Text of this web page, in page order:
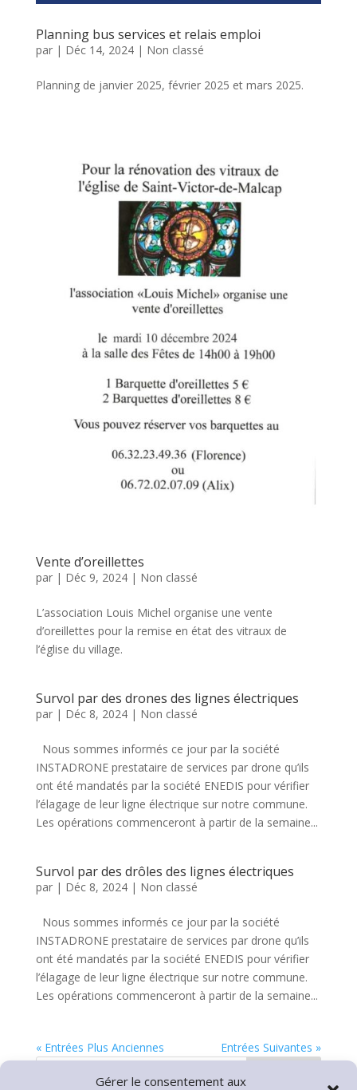
Gérer le consentement aux
Planning bus services et relais emploi
par | Déc 14, 2024| Non classé
Planning de janvier 2025, février 2025 et mars 2025.
Vente d’oreillettes
par | Déc 9, 2024| Non classé
L’association Louis Michel organise une vente
d’oreillettes pour la remise en état des vitraux de
l’église du village.
Survol par des drones des lignes électriques
par | Déc 8, 2024| Non classé
Nous sommes informés ce jour par la société
INSTADRONE prestataire de services par drone qu’ils
ont été mandatés par la société ENEDIS pour vérifier
l’élagage de leur ligne électrique sur notre commune.
Les opérations commenceront à partir de la semaine...
Survol par des drôles des lignes électriques
par | Déc 8, 2024| Non classé
Nous sommes informés ce jour par la société
INSTADRONE prestataire de services par drone qu’ils
ont été mandatés par la société ENEDIS pour vérifier
l’élagage de leur ligne électrique sur notre commune.
Les opérations commenceront à partir de la semaine...
« Entrées Plus Anciennes
Entrées Suivantes »